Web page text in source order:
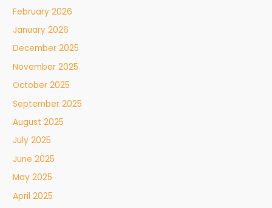
February 2026
January 2026
December 2025
November 2025
October 2025
September 2025
August 2025
July 2025
June 2025
May 2025
April 2025